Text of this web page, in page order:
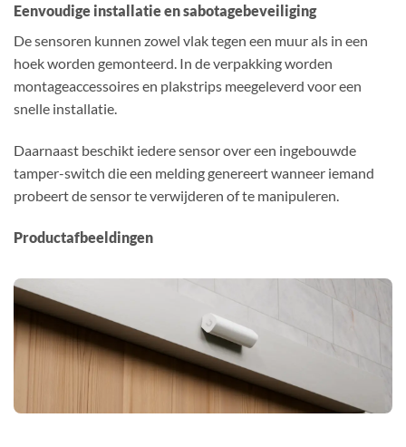
Eenvoudige installatie en sabotagebeveiliging
De sensoren kunnen zowel vlak tegen een muur als in een
hoek worden gemonteerd. In de verpakking worden
montageaccessoires en plakstrips meegeleverd voor een
snelle installatie.
Daarnaast beschikt iedere sensor over een ingebouwde
tamper-switch die een melding genereert wanneer iemand
probeert de sensor te verwijderen of te manipuleren.
Productafbeeldingen